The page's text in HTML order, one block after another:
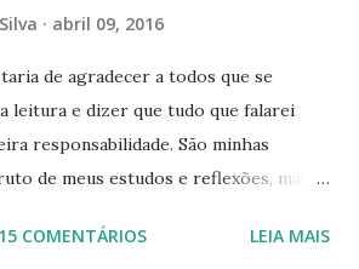
abril 09, 2016
de agradecer a todos que se
leitura e dizer que tudo que falarei
responsabilidade. São minhas
de meus estudos e reflexões, mas
eu as tenho desta forma. Eu vos
15 COMENTÁRIOS LEIA MAIS